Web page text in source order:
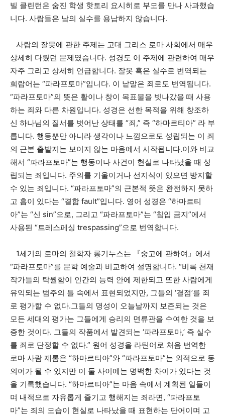
빌 클린턴은 숨진 학생 핫토리 요시히로 부모를 만나 사과했습
니다. 사람들은 남의 실수를 용납하지 않습니다.
사람의 잘못에 관한 주제는 고대 그리스 로마 사회에서 매우
상세히 다뤘던 문제였습니다. 성경도 이 주제에 관련하여 매우
자주 그리고 상세히 언급합니다. 잘못 혹은 실수로 번역되는
희랍어는 “파라프토마”입니다. 이 낱말은 죄로도 번역됩니다.
“파라프토마”의 뜻은 활이나 창이 목표물을 빗나갔을 때 사용
하는 죄와 다른 차원입니다. 성경은 선한 목적을 위해 창조하
신 하나님의 질서를 벗어난 상태를 “죄,” 즉 “하마르티아” 라 부
릅니다. 행동뿐만 아니라 생각이나 느낌으로도 성립되는 이 죄
의 근본 출발지는 보이지 않는 마음에서 시작됩니다.이와 비교
해서 “파라프토마”는 행동이나 사건이 현실로 나타났을 때 성
립되는 죄입니다. 주의를 기울이거나 선지식이 있으면 방지할
수 있는 죄입니다. “파라프토마”의 근본적 뜻은 완전하지 못하
고 흠이 있다는 “결함 fault”입니다. 영어 성경은 “하마르티
아”는 “신 sin”으로, 그리고 “파라프토마”는 “침입 금지”에서
사용된 “트레스페싱 trespassing”으로 번역합니다.
1세기의 로마의 철학자 롱기누스는 『숭고에 관하여』에서
“파라프토마”를 문학 예술과 비교하여 설명합니다. “비록 천재
작가들의 탁월함이 인간의 능력 안에 제한되고 또한 사람에게
유익되는 범주의 틀 속에서 표현되었지만, 그들의 ‘결점’를 죄
로 평가할 수 없다.그들의 명성이 오늘날까지 보존되는 것은
모든 세대의 평가는 그들에게 승리의 면류관을 수여한 것을 보
증한 것이다. 그들의 작품에서 발견되는 ‘파라프토마,’ 즉 실수
를 죄로 단정할 수 없다.” 원어 성경을 라틴어로 처음 번역한
로마 사람 제롬은 “하마르티아”와 “파라프토마”는 외적으로 동
의어가 될 수 있지만 이 둘 사이에는 명백한 차이가 있다는 것
을 기록했습니다. “하마르티아”는 마음 속에서 계획된 일들이
며 내적으로 자유롭게 즐기고 행해지는 죄라면, “파라프토
마”는 죄의 모습이 현실로 나타났을 때 표현하는 단어이며 고